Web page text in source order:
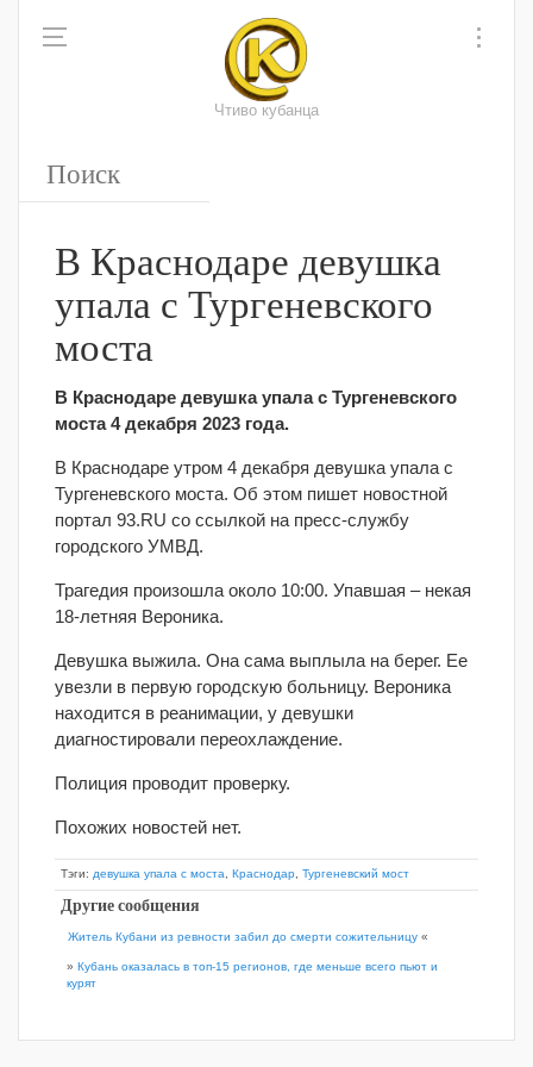
Чтиво кубанца
В Краснодаре девушка
упала с Тургеневского
моста
В Краснодаре девушка упала с Тургеневского
моста 4 декабря 2023 года.
В Краснодаре утром 4 декабря девушка упала с
Тургеневского моста. Об этом пишет новостной
портал 93.RU со ссылкой на пресс-службу
городского УМВД.
Трагедия произошла около 10:00. Упавшая – некая
18-летняя Вероника.
Девушка выжила. Она сама выплыла на берег. Ее
увезли в первую городскую больницу. Вероника
находится в реанимации, у девушки
диагностировали переохлаждение.
Полиция проводит проверку.
Похожих новостей нет.
Тэги: девушка упала с моста Краснодар Тургеневский мост
Другие сообщения
Житель Кубани из ревности забил до смерти сожительницу «
» Кубань оказалась в топ-15 регионов, где меньше всего пьют и
курят